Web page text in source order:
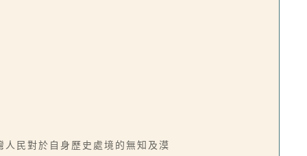
民對於自身歷史處境的無知及漠